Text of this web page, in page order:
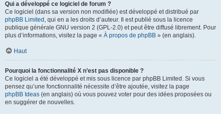
Qui a développé ce logiciel de forum ?
Ce logiciel (dans sa version non modifiée) est développé et distribué par
phpBB Limited , qui en a les droits d’auteur. Il est publié sous la licence
publique générale GNU version 2 (GPL-2.0) et peut être diffusé librement. Pour
plus d’informations, visitez la page « À propos de phpBB » (en anglais).
Haut
Pourquoi la fonctionnalité X n’est pas disponible ?
Ce logiciel a été développé et mis sous licence par phpBB Limited. Si vous
pensez qu’une fonctionnalité nécessite d’être ajoutée, visitez la page
phpBB Ideas (en anglais) où vous pouvez voter pour des idées proposées ou
en suggérer de nouvelles.